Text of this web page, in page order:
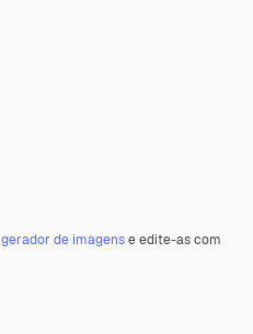
gerador de imagense edite-as com